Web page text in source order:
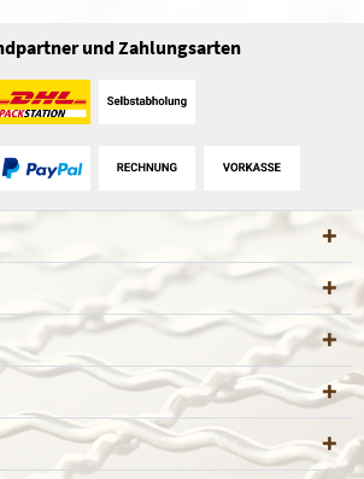
und Zahlungsarten